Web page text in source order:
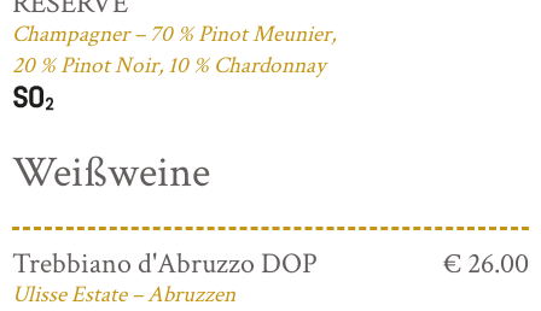
Champagner – 70 % Pinot Meunier,
20 % Pinot Noir, 10 % Chardonnay
Weißweine
Trebbiano d'Abruzzo DOP
Ulisse Estate – Abruzzen
€ 26.00